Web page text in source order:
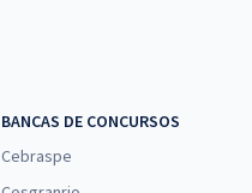
BANCAS DE CONCURSOS
Cebraspe